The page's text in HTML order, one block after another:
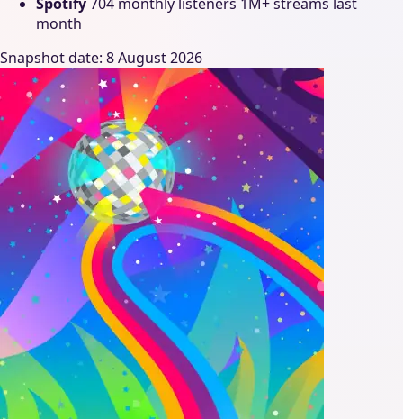
month
Snapshot date: 8 August 2026